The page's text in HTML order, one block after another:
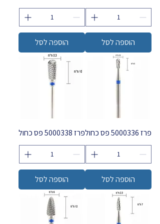
הוספה לסל הוספה לסל
פרז 5000336 פס כחול
הוספה לסל
פרז 5000338 פס כחול
הוספה לסל